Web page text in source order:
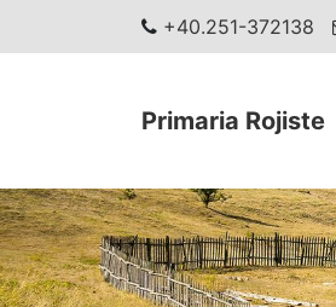
+40.251-372138
Primaria Rojiste